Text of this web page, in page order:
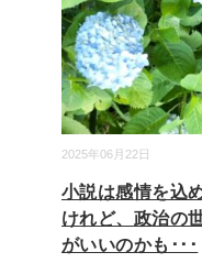
2025年06月22日
小説は感情を込
けれど、政治の
がいいのかも･･･